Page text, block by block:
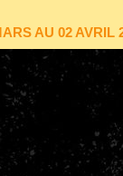
AU 02 AVRIL